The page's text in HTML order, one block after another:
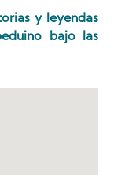
y leyendas
bajo las